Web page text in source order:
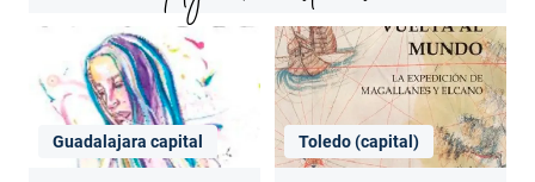
Guadalajara capital Toledo (capital)